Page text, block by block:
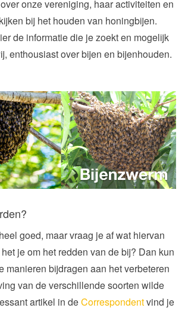
n
onze vereniging, haar activiteiten en
bij het houden van honingbijen.
de informatie die je zoekt en mogelijk
enthousiast over bijen en bijenhouden.
goed, maar vraag je af wat hiervan
je om het redden van de bij? Dan kun
manieren bijdragen aan het verbeteren
van de verschillende soorten wilde
artikel in deCorrespondentvind je